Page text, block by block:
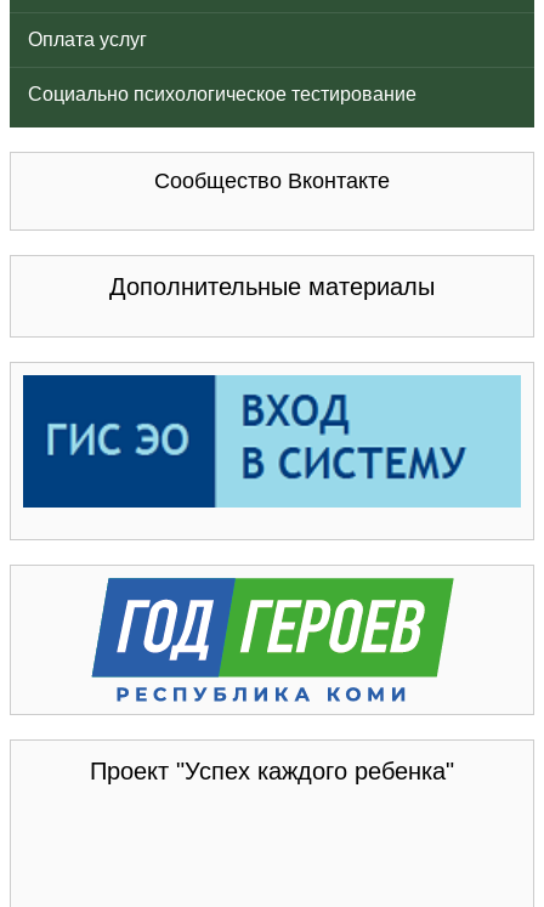
Оплата услуг
Социально психологическое тестирование
Сообщество Вконтакте
Дополнительные материалы
Проект "Успех каждого ребенка"